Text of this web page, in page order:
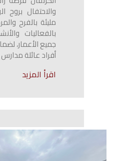
والاحتفال بروح
مليئة بالفرح
بالفعاليات
جميع الأعمار،
أفراد عائلة مدارس
اقرأ المزيد